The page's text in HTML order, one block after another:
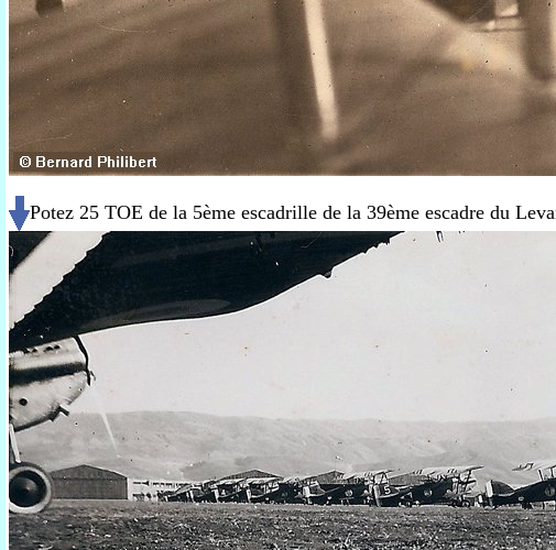
Potez 25 TOE de la 5ème escadrille de la 39ème escadre du